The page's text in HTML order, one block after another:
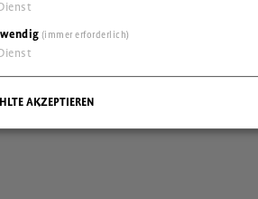
(immer erforderlich)
AKZEPTIEREN